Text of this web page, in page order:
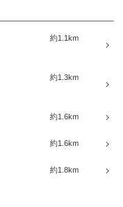
約1.1km
約1.3km
約1.6km
約1.6km
約1.8km